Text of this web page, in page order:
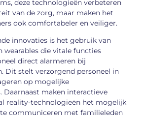
deze technologieën verbeteren
van de zorg, maar maken het
ook comfortabeler en veiliger.
innovaties is het gebruik van
wearables die vitale functies
direct alarmeren bij
Dit stelt verzorgend personeel in
op mogelijke
Daarnaast maken interactieve
reality-technologieën het mogelijk
communiceren met familieleden